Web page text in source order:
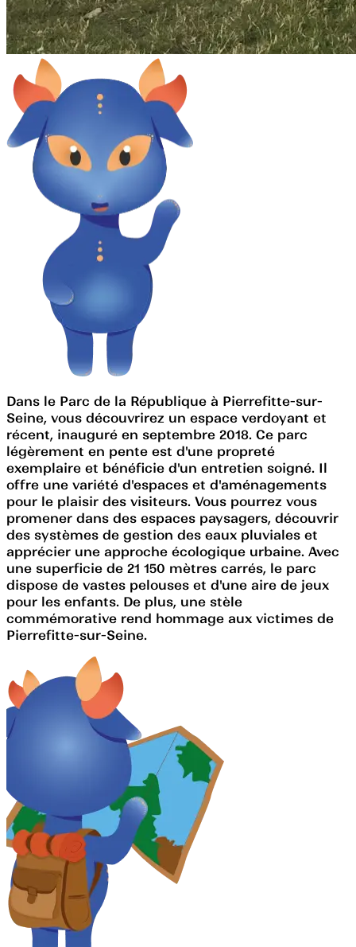
Dans le Parc de la République à Pierrefitte-sur-
Seine, vous découvrirez un espace verdoyant et
récent, inauguré en septembre 2018. Ce parc
légèrement en pente est d'une propreté
exemplaire et bénéficie d'un entretien soigné. Il
offre une variété d'espaces et d'aménagements
pour le plaisir des visiteurs. Vous pourrez vous
promener dans des espaces paysagers, découvrir
des systèmes de gestion des eaux pluviales et
apprécier une approche écologique urbaine. Avec
une superficie de 21 150 mètres carrés, le parc
dispose de vastes pelouses et d'une aire de jeux
pour les enfants. De plus, une stèle
commémorative rend hommage aux victimes de
Pierrefitte-sur-Seine.